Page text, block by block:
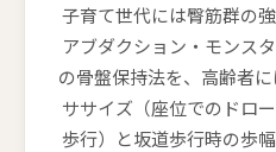
子育て世代には臀筋群の
アブダクション・モンス
の骨盤保持法を、高齢者
ササイズ（座位でのドロ
歩行）と坂道歩行時の歩